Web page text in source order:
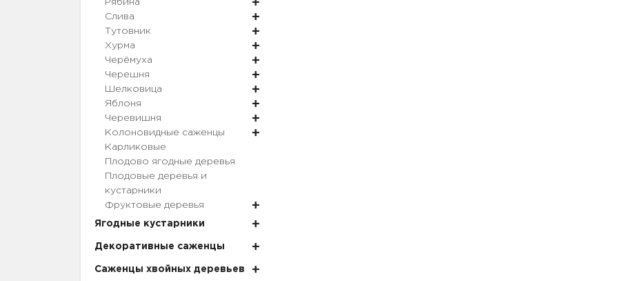
Рябина
Слива
Тутовник
Хурма
Черёмуха
Черешня
Шелковица
Яблоня
Черевишня
Колоновидные саженцы
Карликовые
Плодово ягодные деревья
Плодовые деревья и
кустарники
Фруктовые деревья
Ягодные кустарники
Декоративные саженцы
Саженцы хвойных деревьев